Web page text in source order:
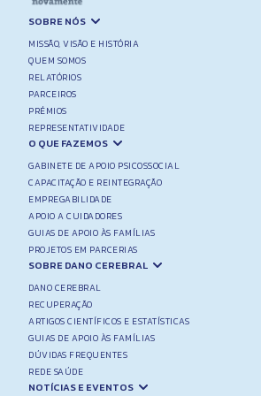
SOBRE NÓS
MISSÃO, VISÃO E HISTÓRIA
QUEM SOMOS
RELATÓRIOS
PARCEIROS
PRÉMIOS
REPRESENTATIVIDADE
O QUE FAZEMOS
GABINETE DE APOIO PSICOSSOCIAL
CAPACITAÇÃO E REINTEGRAÇÃO
EMPREGABILIDADE
APOIO A CUIDADORES
GUIAS DE APOIO ÀS FAMÍLIAS
PROJETOS EM PARCERIAS
SOBRE DANO CEREBRAL
DANO CEREBRAL
RECUPERAÇÃO
ARTIGOS CIENTÍFICOS E ESTATÍSTICAS
GUIAS DE APOIO ÀS FAMÍLIAS
DÚVIDAS FREQUENTES
REDE SAÚDE
NOTÍCIAS E EVENTOS